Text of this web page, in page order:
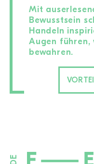
Mit
Bewusstsein
Handeln
Augen führen,
bewahren.